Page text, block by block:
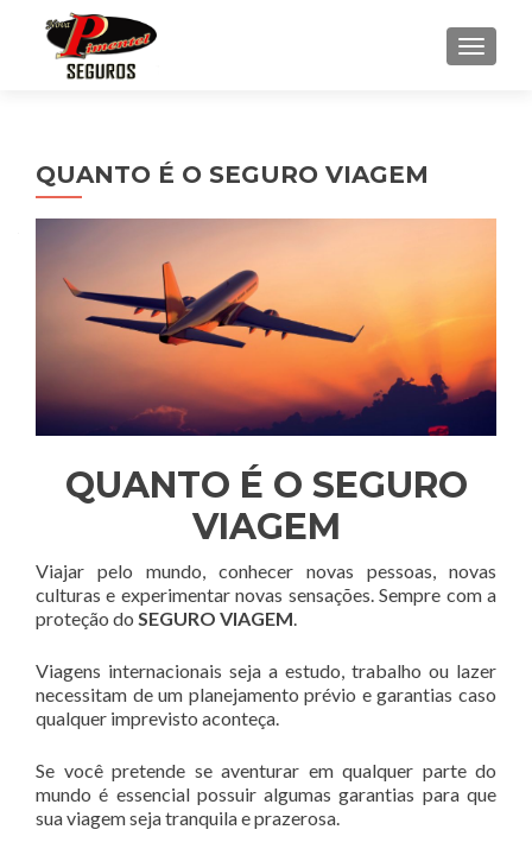
QUANTO É O SEGURO VIAGEM
QUANTO É O SEGURO
VIAGEM
Viajar pelo mundo, conhecer novas pessoas, novas
culturas e experimentar novas sensações. Sempre com a
proteção do SEGURO VIAGEM
Viagens internacionais seja a estudo, trabalho ou lazer
necessitam de um planejamento prévio e garantias caso
qualquer imprevisto aconteça.
Se você pretende se aventurar em qualquer parte do
mundo é essencial possuir algumas garantias para que
sua viagem seja tranquila e prazerosa.